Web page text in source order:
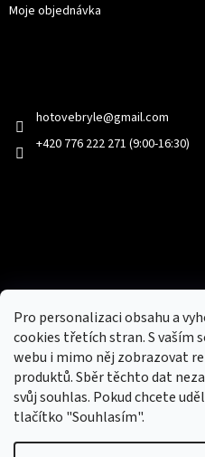
Pro personalizaci obsahu a
cookies třetích stran. S vaším
webu i mimo něj zobrazovat
produktů. Sběr těchto dat
svůj souhlas. Pokud chcete
tlačítko "Souhlasím".
Moje objednávka
hotovebryle@gmail.com
+420 776 222 271 (9:00-16:30)
Nový obchod s batohy,